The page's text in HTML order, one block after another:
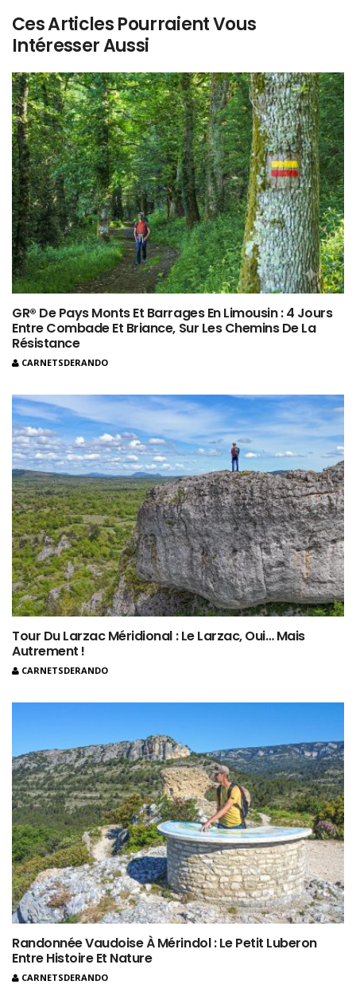
Ces Articles Pourraient Vous
Intéresser Aussi
GR® De Pays Monts Et Barrages En Limousin : 4 Jours
Entre Combade Et Briance, Sur Les Chemins De La
Résistance
CARNETSDERANDO
Tour Du Larzac Méridional : Le Larzac, Oui… Mais
Autrement !
CARNETSDERANDO
Randonnée Vaudoise À Mérindol : Le Petit Luberon
Entre Histoire Et Nature
CARNETSDERANDO